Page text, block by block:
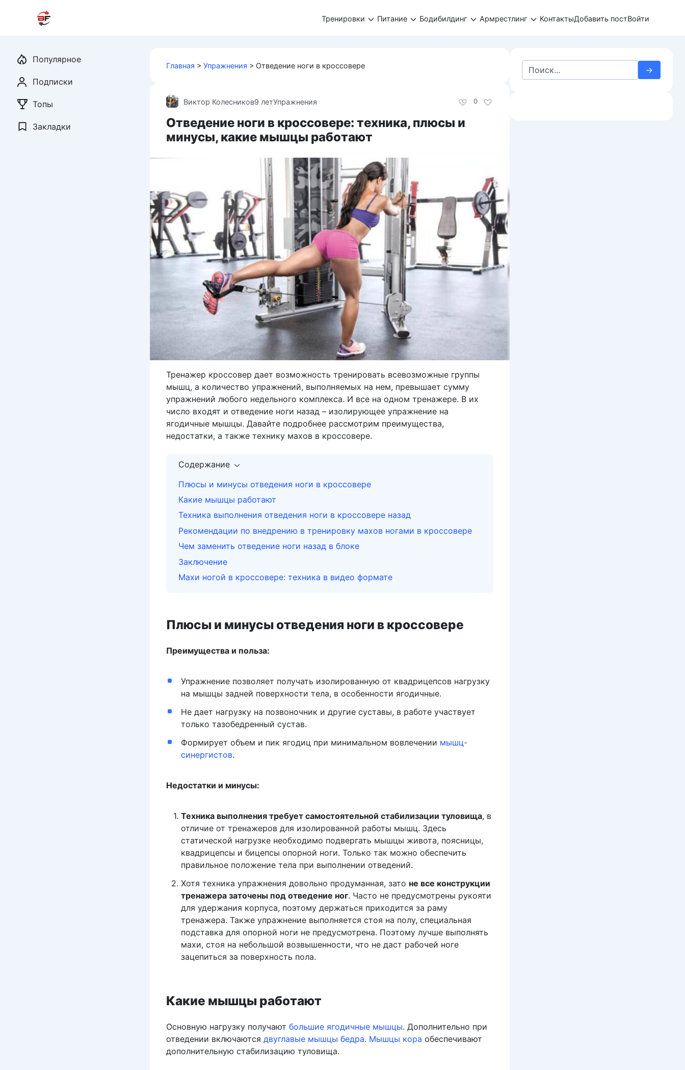
Тренировки Питание Бодибилдинг Армрестлинг КонтактыДобавить постВойти
Главная > Упражнения > Отведение ноги в кроссовере
0
Виктор Колесников9 летУпражнения
Отведение ноги в кроссовере: техника, плюсы и
минусы, какие мышцы работают
Тренажер кроссовер дает возможность тренировать всевозможные группы
мышц, а количество упражнений, выполняемых на нем, превышает сумму
упражнений любого недельного комплекса. И все на одном тренажере. В их
число входят и отведение ноги назад – изолирующее упражнение на
ягодичные мышцы. Давайте подробнее рассмотрим преимущества,
недостатки, а также технику махов в кроссовере.
Содержание
Плюсы и минусы отведения ноги в кроссовере
Какие мышцы работают
Техника выполнения отведения ноги в кроссовере назад
Рекомендации по внедрению в тренировку махов ногами в кроссовере
Чем заменить отведение ноги назад в блоке
Заключение
Махи ногой в кроссовере: техника в видео формате
Плюсы и минусы отведения ноги в кроссовере
Преимущества и польза:
Упражнение позволяет получать изолированную от квадрицепсов нагрузку
на мышцы задней поверхности тела, в особенности ягодичные.
Не дает нагрузку на позвоночник и другие суставы, в работе участвует
только тазобедренный сустав.
Формирует объем и пик ягодиц при минимальном вовлечении мышц-
синергистов.
Недостатки и минусы:
Техника выполнения требует самостоятельной стабилизации туловища, в
отличие от тренажеров для изолированной работы мышц. Здесь
статической нагрузке необходимо подвергать мышцы живота, поясницы,
квадрицепсы и бицепсы опорной ноги. Только так можно обеспечить
правильное положение тела при выполнении отведений.
Хотя техника упражнения довольно продуманная, зато не все конструкции
тренажера заточены под отведение ног. Часто не предусмотрены рукояти
для удержания корпуса, поэтому держаться приходится за раму
тренажера. Также упражнение выполняется стоя на полу, специальная
подставка для опорной ноги не предусмотрена. Поэтому лучше выполнять
махи, стоя на небольшой возвышенности, что не даст рабочей ноге
зацепиться за поверхность пола.
Какие мышцы работают
Основную нагрузку получают большие ягодичные мышцы. Дополнительно при
отведении включаются двуглавые мышцы бедра. Мышцы кора обеспечивают
дополнительную стабилизацию туловища.
Популярное
Подписки
Топы
Закладки
Search
for: